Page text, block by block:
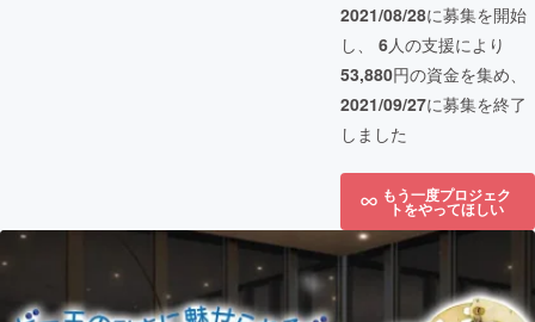
2021/08/28に募集を開始
し、 6人の支援により
53,880円の資金を集め、
2021/09/27に募集を終了
しました
もう一度プロジェク
トをやってほしい